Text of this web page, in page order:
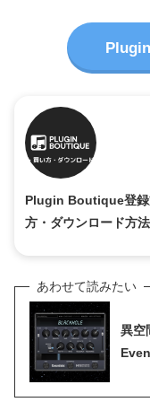
Plugin Boutique登録
方・ダウンロード方法
異空